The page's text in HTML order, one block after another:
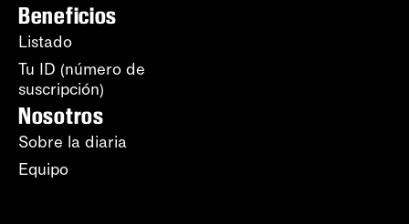
Beneficios
Listado
Tu ID (número de
suscripción)
Nosotros
Sobre la diaria
Equipo